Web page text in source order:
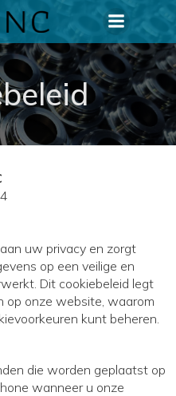
uw privacy en zorgt
op een veilige en
Dit cookiebeleid legt
op onze website, waarom
kunt beheren.
die worden geplaatst op
wanneer u onze